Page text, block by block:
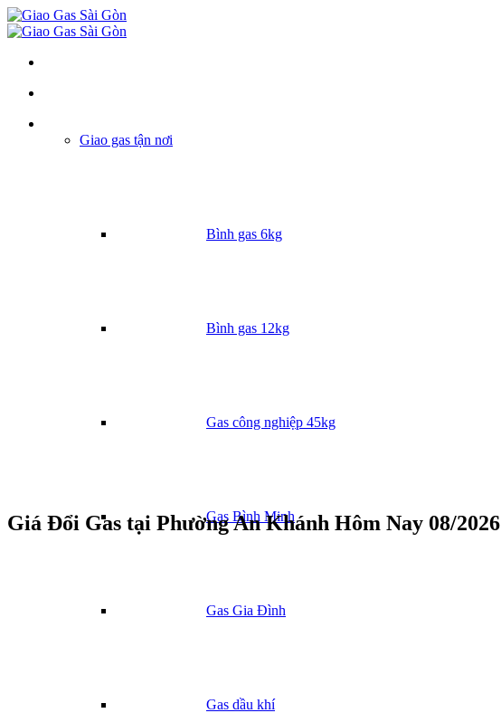
Giao gas tận nơi
Bình gas 6kg
Bình gas 12kg
Gas công nghiệp 45kg
Gas Bình Minh
Gas Gia Đình
Gas dầu khí
Giá Đổi Gas tại Phường An Khánh Hôm Nay 08/2026